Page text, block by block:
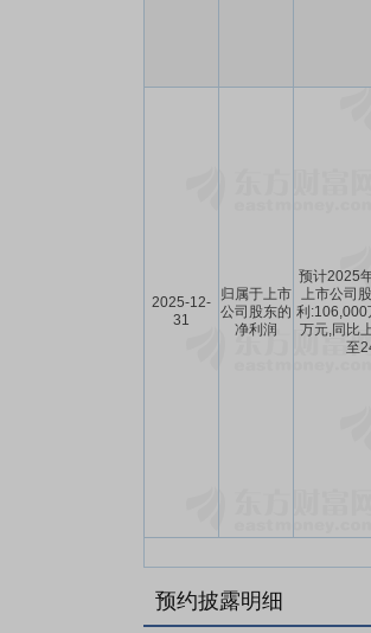
2025-12-
31
归属于上市
公司股东的
净利润
预计2025
上市公司
利
万元,同比
至
预约披露明细